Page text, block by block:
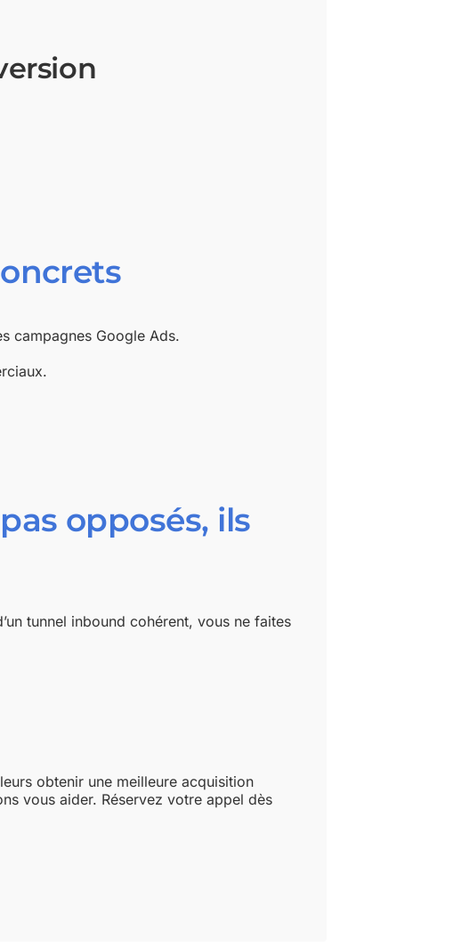
campagnes Google Ads.
opposés, ils
tunnel inbound cohérent, vous ne faites
obtenir une meilleure acquisition
vous aider. Réservez votre appel dès